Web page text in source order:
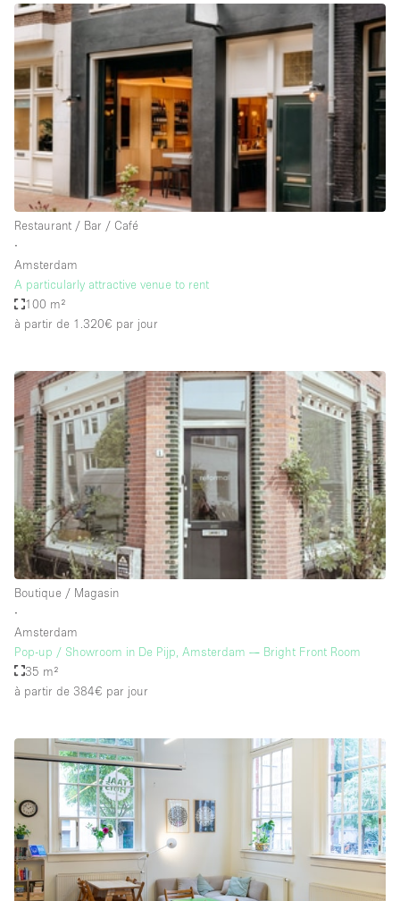
Entrée Large
Espace Avec Vue
Espace Brut
Espace Epuré / Minimaliste
Exposition Véhicules
Jardin
Lumière du Jour
Mobilier
Parking Privé
Portants
Presentoir Vitrine
Rooftop / Terrasse
Réserve
Salle de Bain
Smoking Area
Soundproof
Style Industriel
Sur Rue
Surface Habitable
Terrace
Toilettes
Water Access
Éclairage
Électricité
Restaurant / Bar / Café
∙
Amsterdam
A particularly attractive venue to rent
100 m²
à partir de 1.320€ par jour
Boutique / Magasin
∙
Amsterdam
Pop-up / Showroom in De Pijp, Amsterdam — Bright Front Room
35 m²
à partir de 384€ par jour